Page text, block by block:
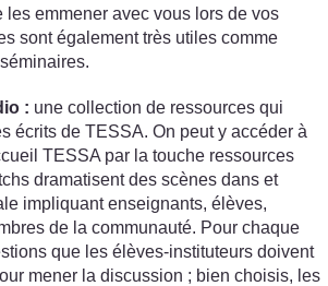
les emmener avec vous lors de vos
sont également très utiles comme
: une collection de ressources qui
écrits de TESSA. On peut y accéder à
TESSA par la touche ressources
dramatisent des scènes dans et
impliquant enseignants, élèves,
de la communauté. Pour chaque
que les élèves-instituteurs doivent
mener la discussion ; bien choisis, les